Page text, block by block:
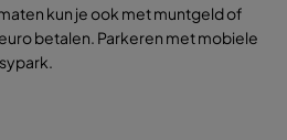
kun je ook met muntgeld of
betalen. Parkeren met mobiele